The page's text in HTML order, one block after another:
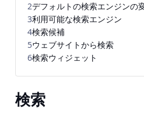
検索
2デフォルトの検索エンジンの
3利用可能な検索エンジン
4検索候補
5ウェブサイトから検索
6検索ウィジェット